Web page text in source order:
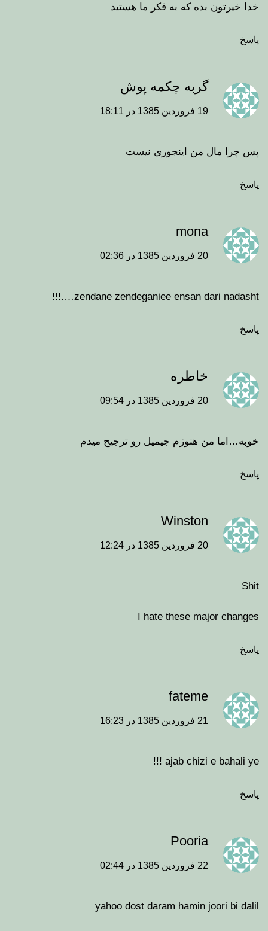
خدا خیرتون بده که به فکر ما هستید
پاسخ
گربه چکمه پوش
19 فروردین 1385 در 18:11
پس چرا مال من اینجوری نیست
پاسخ
mona
20 فروردین 1385 در 02:36
zendane zendeganiee ensan dari nadasht….!!!
پاسخ
خاطره
20 فروردین 1385 در 09:54
خوبه…اما من هنوزم جیمیل رو ترجیح میدم
پاسخ
Winston
20 فروردین 1385 در 12:24
Shit
I hate these major changes
پاسخ
fateme
21 فروردین 1385 در 16:23
ajab chizi e bahali ye !!!
پاسخ
Pooria
22 فروردین 1385 در 02:44
yahoo dost daram hamin joori bi dalil